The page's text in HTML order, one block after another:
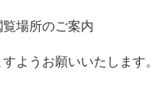
場所のご案内
ようお願いいたします。